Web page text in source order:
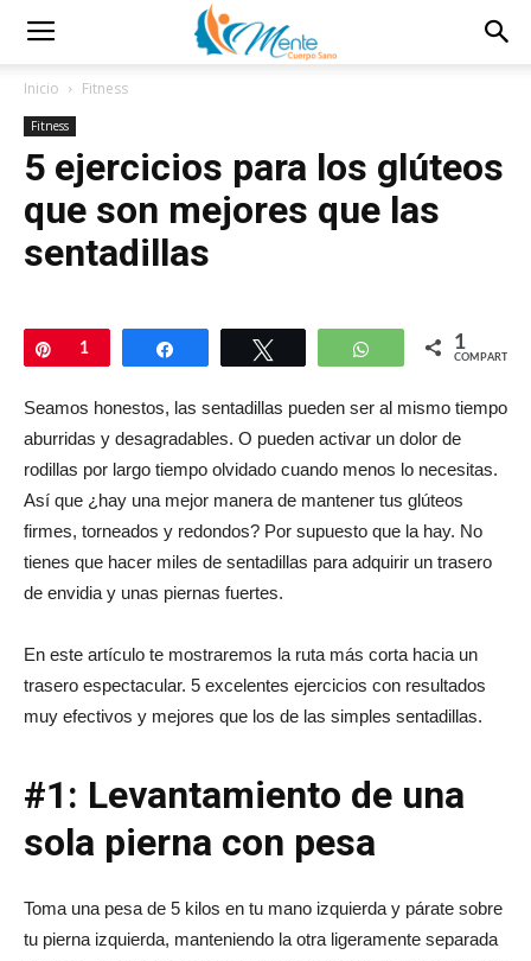
Inicio Fitness
Fitness
5 ejercicios para los glúteos
que son mejores que las
sentadillas
Pin
1 Compartir WhatsApp
1
COMPARTIR
Seamos honestos, las sentadillas pueden ser al mismo tiempo
aburridas y desagradables. O pueden activar un dolor de
rodillas por largo tiempo olvidado cuando menos lo necesitas.
Así que ¿hay una mejor manera de mantener tus glúteos
firmes, torneados y redondos? Por supuesto que la hay. No
tienes que hacer miles de sentadillas para adquirir un trasero
de envidia y unas piernas fuertes.
En este artículo te mostraremos la ruta más corta hacia un
trasero espectacular. 5 excelentes ejercicios con resultados
muy efectivos y mejores que los de las simples sentadillas.
#1: Levantamiento de una
sola pierna con pesa
Toma una pesa de 5 kilos en tu mano izquierda y párate sobre
tu pierna izquierda, manteniendo la otra ligeramente separada